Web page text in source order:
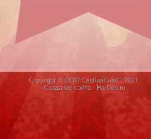
Copyright © ООО"СевКавСнаб", 2021.
Создание сайта - Ra-Don.ru